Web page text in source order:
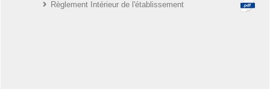
Règlement Intérieur de l'établissement